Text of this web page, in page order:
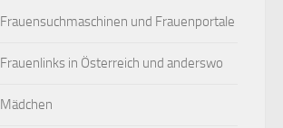
Frauensuchmaschinen und Frauenportale
Frauenlinks in Österreich und anderswo
Mädchen